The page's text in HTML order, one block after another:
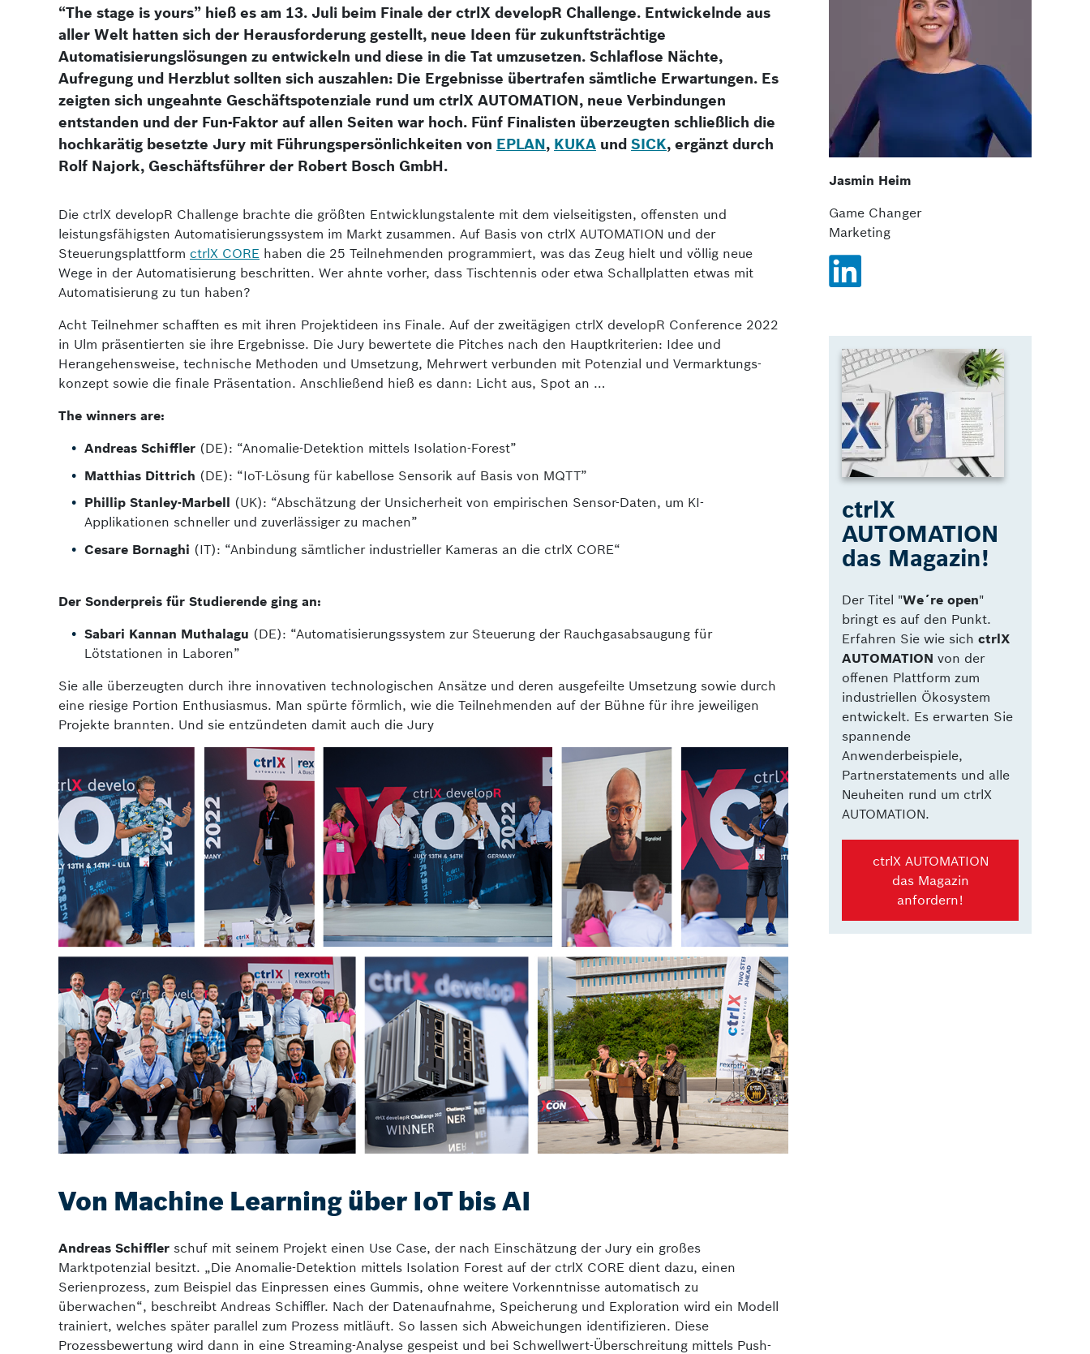
“The stage is yours” hieß es am 13. Juli beim Finale der ctrlX developR Challenge. Entwickelnde aus
aller Welt hatten sich der Herausforderung gestellt, neue Ideen für zukunftsträchtige
Automatisierungslösungen zu entwickeln und diese in die Tat umzusetzen. Schlaflose Nächte,
Aufregung und Herzblut sollten sich auszahlen: Die Ergebnisse übertrafen sämtliche Erwartungen. Es
zeigten sich unge­ahnte Geschäftspotenziale rund um ctrlX AUTOMATION, neue Verbindungen
entstanden und der Fun-Faktor auf allen Seiten war hoch. Fünf Finalisten überzeugten schließlich die
hochkarätig besetzte Jury mit Führungspersönlichkeiten von EPLAN, KUKA und SICK, ergänzt durch
Rolf Najork, Geschäftsführer der Robert Bosch GmbH.
Die ctrlX developR Challenge brachte die größten Entwicklungstalente mit dem vielseitigsten, offensten und
leistungsfähigsten Automatisierungssystem im Markt zusammen. Auf Basis von ctrlX AUTOMATION und der
Steuerungsplattform ctrlX CORE haben die 25 Teilnehmenden programmiert, was das Zeug hielt und völlig neue
Wege in der Automatisierung beschritten. Wer ahnte vorher, dass Tisch­tennis oder etwa Schallplatten etwas mit
Automatisierung zu tun haben?
Acht Teilnehmer schafften es mit ihren Projektideen ins Finale. Auf der zwei­tägigen ctrlX developR Conference 2022
in Ulm präsentierten sie ihre Ergebnisse. Die Jury bewertete die Pitches nach den Hauptkriterien: Idee und
Herangehensweise, technische Metho­den und Umsetzung, Mehrwert verbunden mit Potenzial und Vermarktungs­
konzept sowie die finale Präsentation. Anschließend hieß es dann: Licht aus, Spot an …
The winners are:
Andreas Schiffler (DE): “Anomalie-Detektion mittels Isolation-Forest”
Matthias Dittrich (DE): “IoT-Lösung für kabellose Sensorik auf Basis von MQTT”
Phillip Stanley-Marbell (UK): “Abschätzung der Unsicherheit von empirischen Sensor-Daten, um KI-
Applikationen schneller und zuverlässiger zu machen”
Cesare Bornaghi (IT): “Anbindung sämtlicher industrieller Kameras an die ctrlX CORE“
Der Sonderpreis für Studierende ging an:
Sabari Kannan Muthalagu (DE): “Automatisierungssystem zur Steuerung der Rauchgasabsaugung für
Lötstationen in Laboren”
Sie alle überzeugten durch ihre innovativen technologischen Ansätze und deren ausgefeilte Umsetzung sowie durch
eine riesige Portion Enthusiasmus. Man spürte förmlich, wie die Teilnehmenden auf der Bühne für ihre jeweiligen
Projekte brannten. Und sie entzündeten damit auch die Jury
Von Machine Learning über IoT bis AI
Andreas Schiffler schuf mit seinem Projekt einen Use Case, der nach Einschät­zung der Jury ein großes
Marktpotenzial besitzt. „Die Anomalie-Detektion mittels Isolation Forest auf der ctrlX CORE dient dazu, einen
Serienprozess, zum Beispiel das Einpressen eines Gummis, ohne weitere Vorkenntnisse automatisch zu
überwachen“, beschreibt Andreas Schiffler. Nach der Datenaufnahme, Speiche­rung und Exploration wird ein Modell
trainiert, welches später parallel zum Prozess mitläuft. So lassen sich Abweichungen identifizieren. Diese
Prozessbewertung wird dann in eine Streaming-Analyse gespeist und bei Schwellwert-Überschreitung mittels Push-
Jasmin Heim
Game Changer
Marketing
ctrlX
AUTOMATION
das Magazin!
Der Titel "We´re open"
bringt es auf den Punkt.
Erfahren Sie wie sich ctrlX
AUTOMATION von der
offenen Plattform zum
industriellen Ökosystem
entwickelt. Es erwarten Sie
spannende
Anwenderbeispiele,
Partnerstatements und alle
Neuheiten rund um ctrlX
AUTOMATION.
ctrlX AUTOMATION
das Magazin
anfordern!